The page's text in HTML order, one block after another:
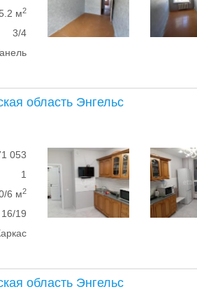
м2
3/4
область Энгельс
053
1
6 м2
16/19
область Энгельс